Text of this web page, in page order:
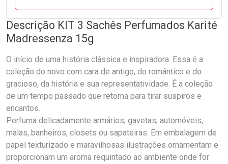
Descrição KIT 3 Sachês Perfumados Karité
Madressenza 15g
O início de uma história clássica e inspiradora. Essa é a
coleção do novo com cara de antigo, do romântico e do
gracioso, da história e sua representatividade. É a coleção
de um tempo passado que retorna para tirar suspiros e
encantos.
Perfuma delicadamente armários, gavetas, automóveis,
malas, banheiros, closets ou sapateiras. Em embalagem de
papel texturizado e maravilhosas ilustrações ornamentam e
proporcionam um aroma requintado ao ambiente onde for